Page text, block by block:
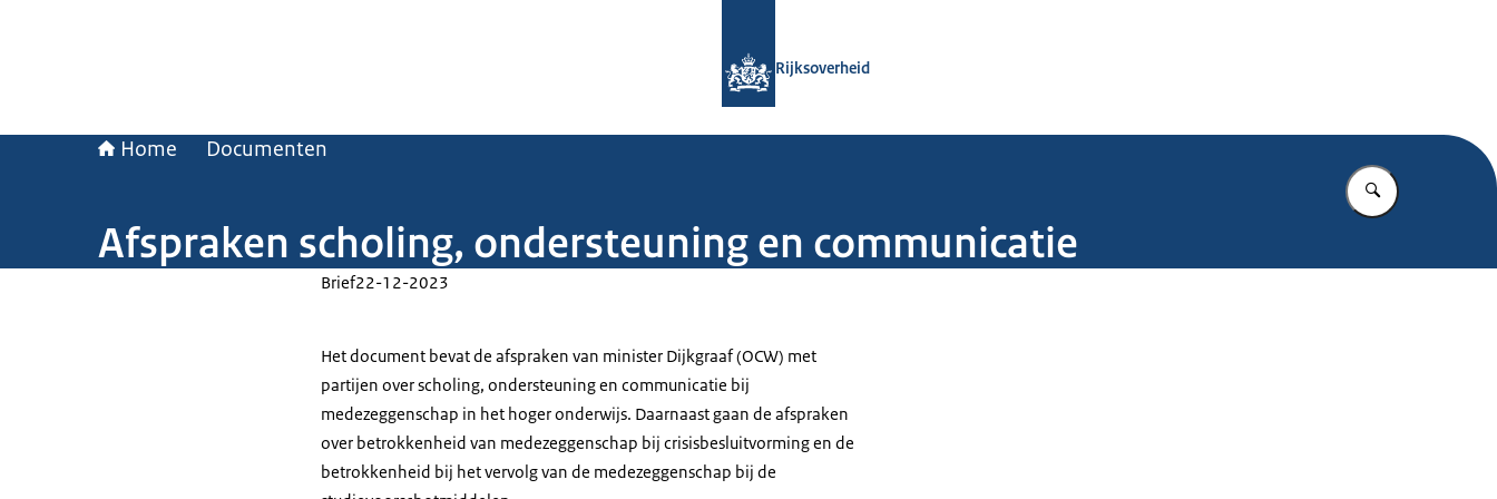
Rijksoverheid
Home Documenten
Vul in wat u
Afspraken scholing, ondersteuning en communicatie
Brief22-12-2023
Het document bevat de afspraken van minister Dijkgraaf (OCW) met
partijen over scholing, ondersteuning en communicatie bij
medezeggenschap in het hoger onderwijs. Daarnaast gaan de afspraken
over betrokkenheid van medezeggenschap bij crisisbesluitvorming en de
betrokkenheid bij het vervolg van de medezeggenschap bij de